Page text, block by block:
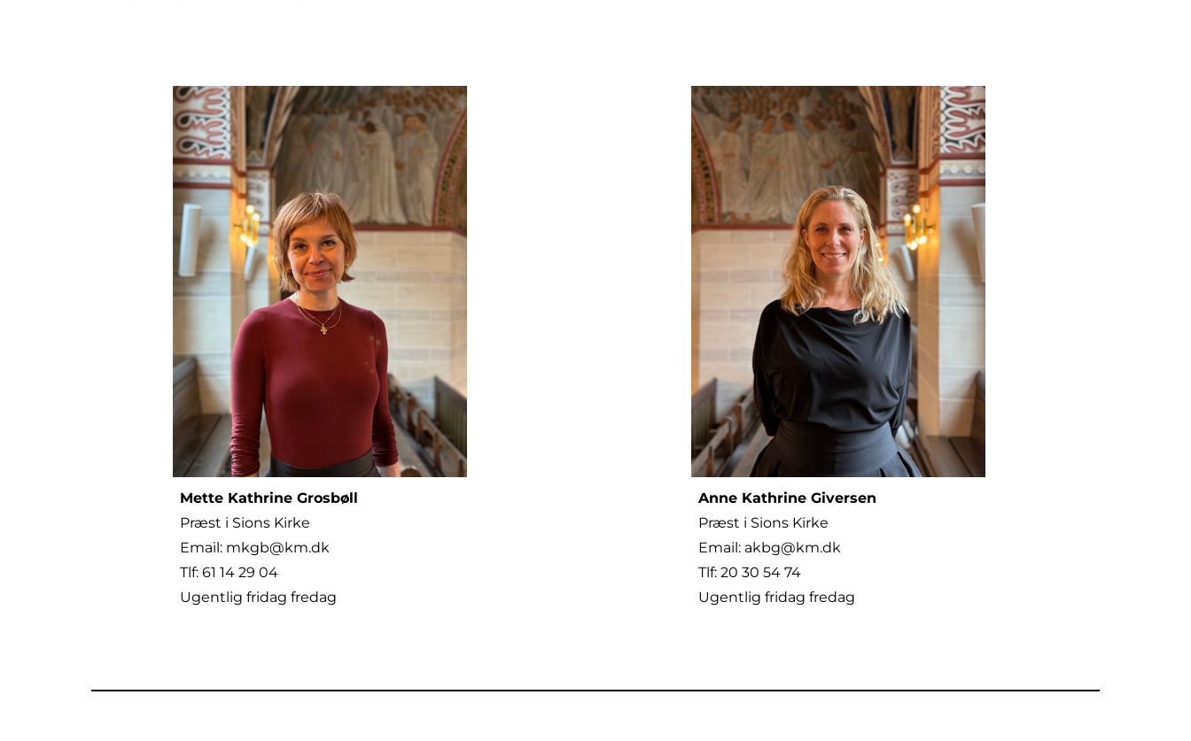
Mette Kathrine Grosbøll
Præst i Sions Kirke
Email: mkgb@km.dk
Tlf: 61 14 29 04
Ugentlig fridag fredag
Anne Kathrine Giversen
Præst i Sions Kirke
Email: akbg@km.dk
Tlf: 20 30 54 74
Ugentlig fridag fredag